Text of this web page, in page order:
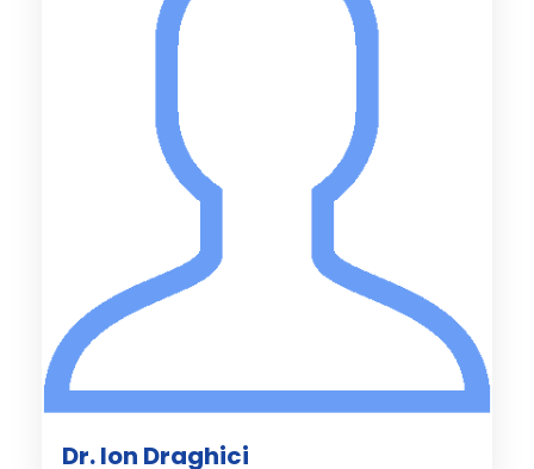
Dr. Ion Draghici